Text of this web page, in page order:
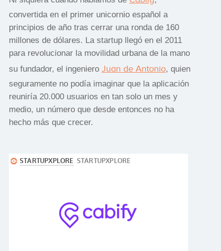
convertida en el primer unicornio español a
principios de año tras cerrar una ronda de 160
millones de dólares. La startup llegó en el 2011
para revolucionar la movilidad urbana de la mano
su fundador, el ingeniero Juan de Antonio, quien
seguramente no podía imaginar que la aplicación
reuniría 20.000 usuarios en tan solo un mes y
medio, un número que desde entonces no ha
hecho más que crecer.